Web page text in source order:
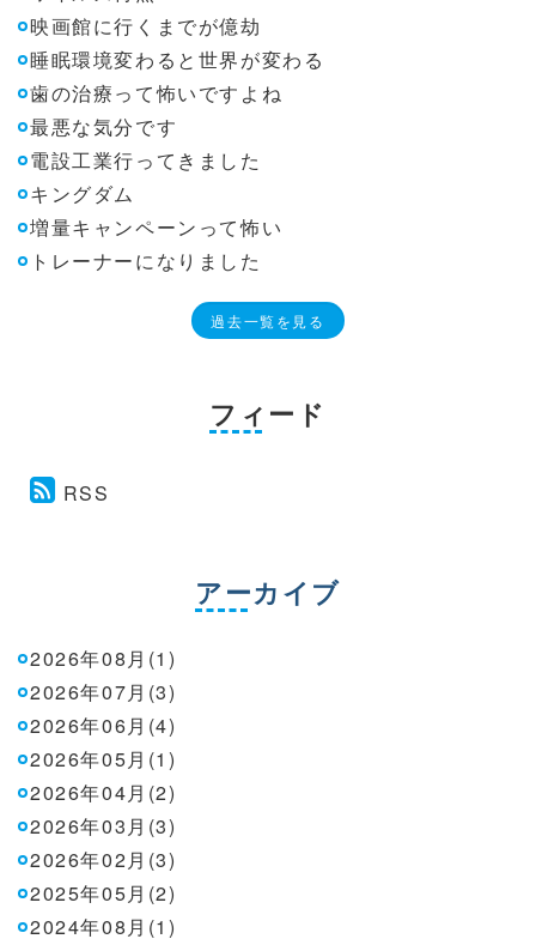
映画館に行くまでが億劫
睡眠環境変わると世界が変わる
歯の治療って怖いですよね
最悪な気分です
電設工業行ってきました
キングダム
増量キャンペーンって怖い
トレーナーになりました
過去一覧を見る
フィード
RSS
アーカイブ
2026年08月(1)
2026年07月(3)
2026年06月(4)
2026年05月(1)
2026年04月(2)
2026年03月(3)
2026年02月(3)
2025年05月(2)
2024年08月(1)